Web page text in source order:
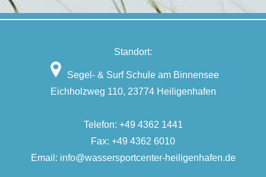
Standort:
Segel- & Surf Schule am Binnensee
Eichholzweg 110, 23774 Heiligenhafen
Telefon: +49 4362 1441
Fax: +49 4362 6010
Email: info@wassersportcenter-heiligenhafen.de